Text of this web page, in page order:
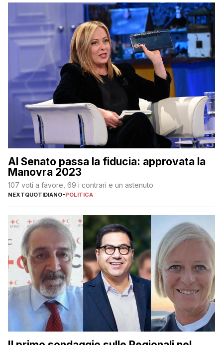
Al Senato passa la fiducia: approvata la
Manovra 2023
107 voti a favore, 69 i contrari e un astenuto
NEXTQUOTIDIANO-POLITICA